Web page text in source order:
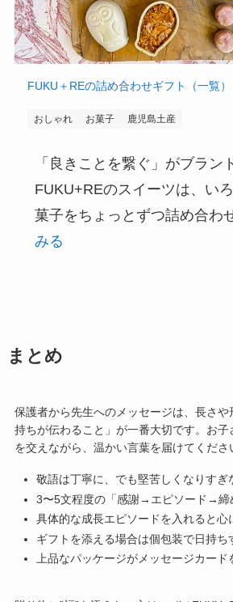
FUKU＋REの詰め合わせギフト（一覧）
おしゃれ お菓子 鹿児島土産
「良きことを繋ぐ」がブラン
FUKU+REのスイーツは、い
菓子をちょっとずつ詰め合わ
みる
まとめ
保護者から先生へのメッセージは、長さ
持ちが伝わること」が一番大切です。お子
を交えながら、温かい言葉を届けてくださ
敬語は丁寧に、でも堅苦しくなりすぎ
3〜5文程度の「感謝→エピソード→締
具体的な成長エピソードを入れると心
ギフトを添える場合は個包装で日持ち
上品なパッケージがメッセージカード